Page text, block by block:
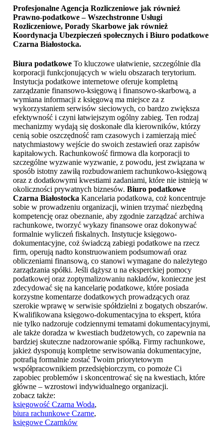
Profesjonalne Agencja Rozliczeniowe jak również
Prawno-podatkowe – Wszechstronne Usługi
Rozliczeniowe, Porady Skarbowe jak również
Koordynacja Ubezpieczeń społecznych i Biuro podatkowe
Czarna Białostocka.
Biura podatkowe To kluczowe ułatwienie, szczególnie dla
korporacji funkcjonujących w wielu obszarach terytorium.
Instytucja podatkowe internetowe oferuje kompletną
zarządzanie finansowo-księgową i finansowo-skarbową, a
wymiana informacji z księgową ma miejsce za z
wykorzystaniem serwisów sieciowych, co bardzo zwiększa
efektywność i czyni łatwiejszym ogólny zabieg. Ten rodzaj
mechanizmy wydają się doskonałe dla kierowników, którzy
cenią sobie oszczędność ram czasowych i zamierzają mieć
natychmiastowy wejście do swoich zestawień oraz zapisów
kapitałowych. Rachunkowość firmowa dla korporacji to
szczególne wyzwanie wyzwanie, z powodu, jest związana w
sposób istotny zawiłą rozbudowaniem rachunkowo-księgową
oraz z dodatkowymi kwestiami zadaniami, które nie istnieją w
okoliczności prywatnych biznesów. Biuro podatkowe
Czarna Białostocka Kancelaria podatkowa, coż koncentruje
sobie w prowadzeniu organizacji, winien trzymać niezbędną
kompetencję oraz obeznanie, aby zgodnie zarządzać archiwa
rachunkowe, tworzyć wykazy finansowe oraz dokonywać
formalnie wyliczeń fiskalnych. Instytucje księgowo-
dokumentacyjne, coż świadczą zabiegi podatkowe na rzecz
firm, operują nadto konstruowaniem podsumowań oraz
obliczeniami finansową, co stanowi wymagane do należytego
zarządzania spółki. Jeśli dążysz u na eksperckiej pomocy
podatkowej oraz zoptymalizowaniu nakładów, konieczne jest
zdecydować się na kancelarię podatkowe, które posiada
korzystne komentarze dodatkowych prowadzących oraz
szerokie wprawę w serwisie spółdzielni z bogatych obszarów.
Kwalifikowana księgowo-dokumentacyjna to ekspert, która
nie tylko nadzoruje codziennymi tematami dokumentacyjnymi,
ale także doradza w kwestiach budżetowych, co zapewnia na
bardziej skuteczne nadzorowanie spółką. Firmy rachunkowe,
jakież dysponują kompletne serwisowania dokumentacyjne,
potrafią formalnie zostać Twoim priorytetowym
współpracownikiem przedsiębiorczym, co pomoże Ci
zapobiec problemów i skoncentrować się na kwestiach, które
główne – wzrostowi indywidualnego organizacji.
zobacz także:
księgowość Czarna Woda,
biura rachunkowe Czarne,
księgowe Czarnków